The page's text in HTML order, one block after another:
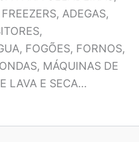
ADEGAS,
FOGÕES, FORNOS,
MÁQUINAS DE
LAVA E SECA…